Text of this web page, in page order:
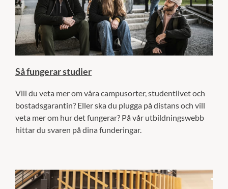
Så fungerar studier
Vill du veta mer om våra campusorter, studentlivet och
bostadsgarantin? Eller ska du plugga på distans och vill
veta mer om hur det fungerar? På vår utbildningswebb
hittar du svaren på dina funderingar.